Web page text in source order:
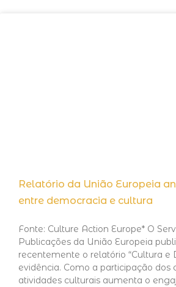
Relatório da União Europeia
entre democracia e cultura
Fonte: Culture Action Europe* O
Publicações da União Europeia
recentemente o relatório “Cultura e
evidência. Como a participação dos
atividades culturais aumenta o